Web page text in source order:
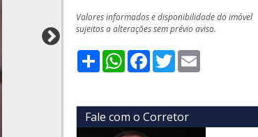
Valores informados e disponibilidade do imóvel
sujeitos a alterações sem prévio aviso.
ShareWhatsApp
Facebook
Twitter
Fale com o Corretor